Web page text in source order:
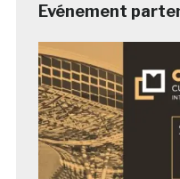
Evénement